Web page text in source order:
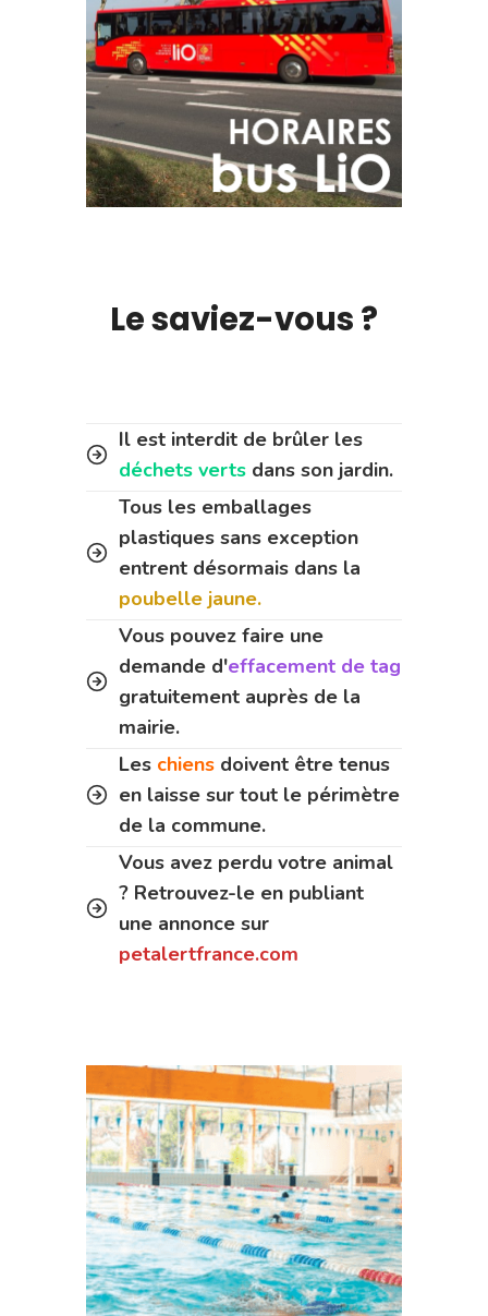
Le saviez-vous ?
Il est interdit de brûler les
déchets verts dans son jardin.
Tous les emballages
plastiques sans exception
entrent désormais dans la
poubelle jaune.
Vous pouvez faire une
demande d'effacement de tag
gratuitement auprès de la
mairie.
Les chiens doivent être tenus
en laisse sur tout le périmètre
de la commune.
Vous avez perdu votre animal
? Retrouvez-le en publiant
une annonce sur
petalertfrance.com